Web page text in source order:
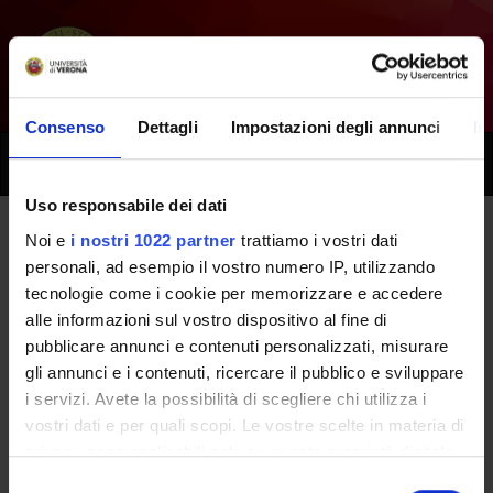
Consenso Dettagli Impostazioni degli annunci
Uso responsabile dei dati
Noi e i nostri 1022 partner trattiamo i vostri dati
personali, ad esempio il vostro numero IP, utilizzando
tecnologie come i cookie per memorizzare e accedere
alle informazioni sul vostro dispositivo al fine di
pubblicare annunci e contenuti personalizzati, misurare
gli annunci e i contenuti, ricercare il pubblico e sviluppare
i servizi. Avete la possibilità di scegliere chi utilizza i
vostri dati e per quali scopi. Le vostre scelte in materia di
privacy sono applicabili solo su questa proprietà digitale
Toggle
Tutti i prossimi seminari -
Medicina e chirurgia della
caviglia e del piede pediatrico e
dell'adulto - (2015/2016)
Home Didattica Seminari